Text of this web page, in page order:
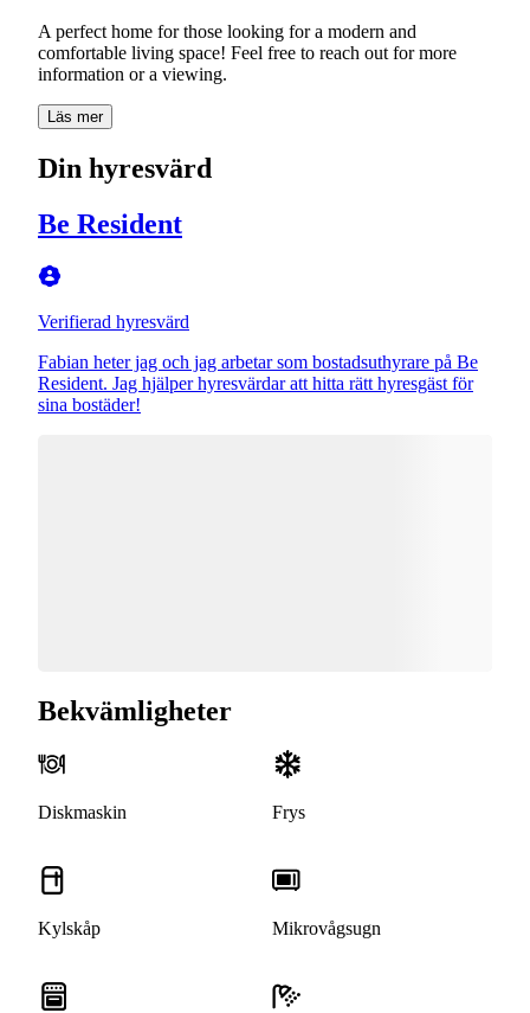
A perfect home for those looking for a modern and
comfortable living space! Feel free to reach out for more
information or a viewing.
Läs mer
Din hyresvärd
Be Resident
Verifierad hyresvärd
Fabian heter jag och jag arbetar som bostadsuthyrare på Be
Resident. Jag hjälper hyresvärdar att hitta rätt hyresgäst för
sina bostäder!
Bekvämligheter
Diskmaskin Frys
Kylskåp Mikrovågsugn